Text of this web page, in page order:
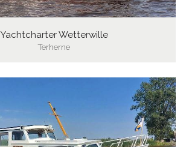
Yachtcharter Wetterwille
Terherne